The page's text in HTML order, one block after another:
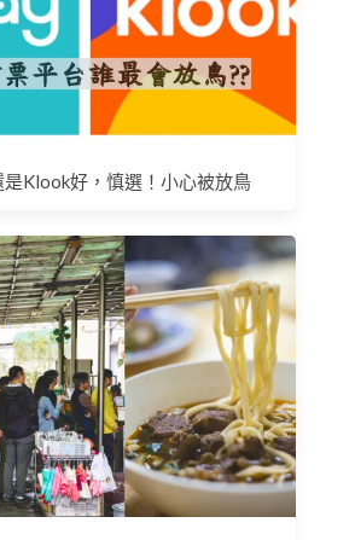
是Klook好，慎選！小心被放鳥